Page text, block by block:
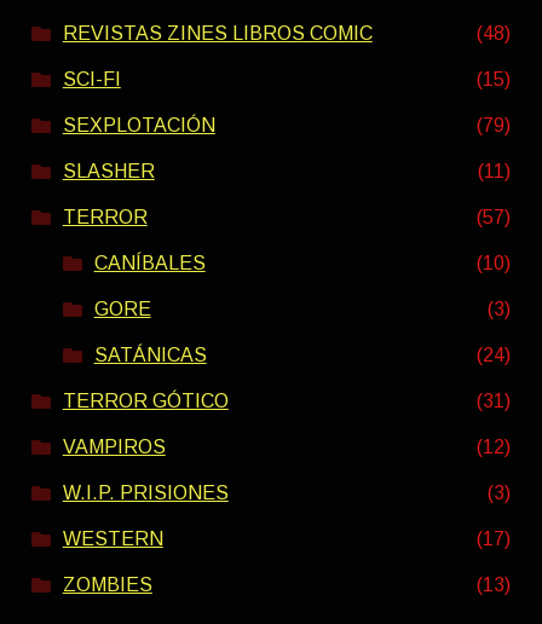
REVISTAS ZINES LIBROS COMIC (48)
SCI-FI (15)
SEXPLOTACIÓN (79)
SLASHER (11)
TERROR (57)
CANÍBALES (10)
GORE (3)
SATÁNICAS (24)
TERROR GÓTICO (31)
VAMPIROS (12)
W.I.P. PRISIONES (3)
WESTERN (17)
ZOMBIES (13)